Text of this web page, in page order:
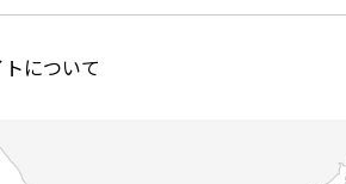
について